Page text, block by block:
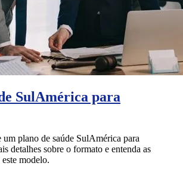
SulAmérica para
um plano de saúde SulAmérica para
detalhes sobre o formato e entenda as
modelo.